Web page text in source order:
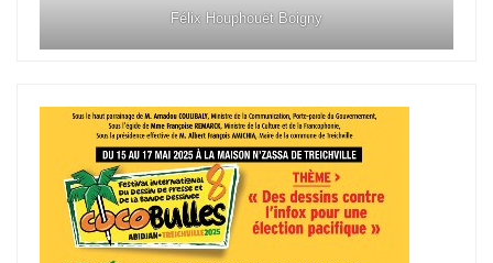
Félix Houphouët Boigny